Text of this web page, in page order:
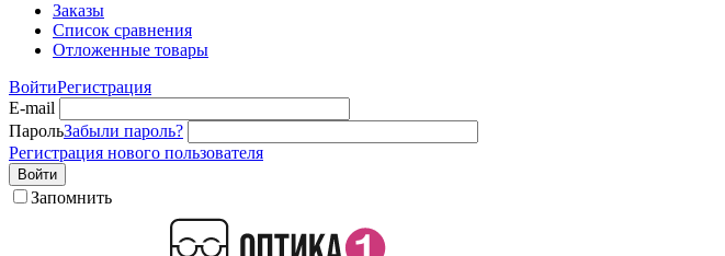
Заказы
Список сравнения
Отложенные товары
ВойтиРегистрация
E-mail
ПарольЗабыли пароль?
Регистрация нового пользователя
Войти
Запомнить